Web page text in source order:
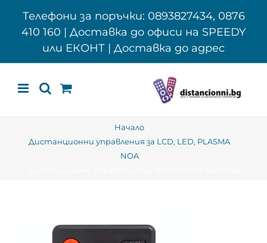
Телефони за поръчки: 0893827434, 0876
410 160 | Доставка до офиси на SPEEDY
или ЕКОНТ | Доставка до адрес
Начало
Дистанционни управления за LCD, LED, PLASMA
NOA